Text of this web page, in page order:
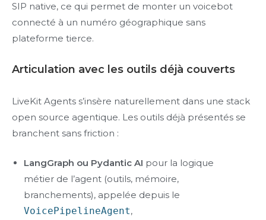
SIP native, ce qui permet de monter un voicebot
connecté à un numéro géographique sans
plateforme tierce.
Articulation avec les outils déjà couverts
LiveKit Agents s’insère naturellement dans une stack
open source agentique. Les outils déjà présentés se
branchent sans friction :
LangGraph ou Pydantic AI pour la logique
métier de l’agent (outils, mémoire,
branchements), appelée depuis le
VoicePipelineAgent,